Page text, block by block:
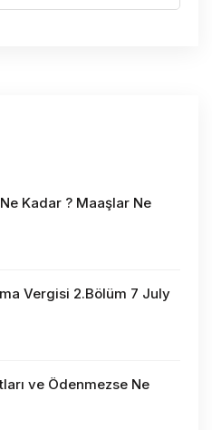
Kadar ? Maaşlar Ne
Vergisi 2.Bölüm 7 July
ve Ödenmezse Ne